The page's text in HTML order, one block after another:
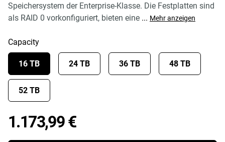
Speichersystem der Enterprise-Klasse. Die Festplatten sind
als RAID 0 vorkonfiguriert, bieten eine ... Mehr anzeigen
Capacity
16 TB 24 TB 36 TB 48 TB
52 TB
1.173,99 €Price 1.173,99 €